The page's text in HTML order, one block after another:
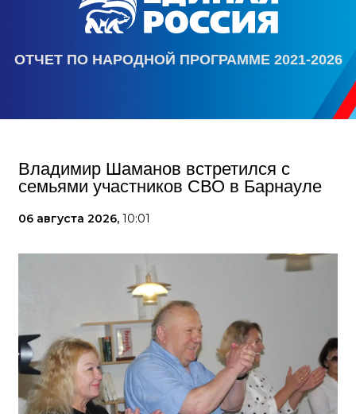
ОТЧЕТ ПО НАРОДНОЙ ПРОГРАММЕ 2021-2026
Владимир Шаманов встретился с
семьями участников СВО в Барнауле
06 августа 2026, 10:01